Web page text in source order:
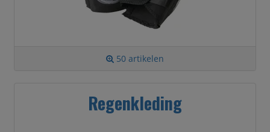
50 artikelen
Regenkleding